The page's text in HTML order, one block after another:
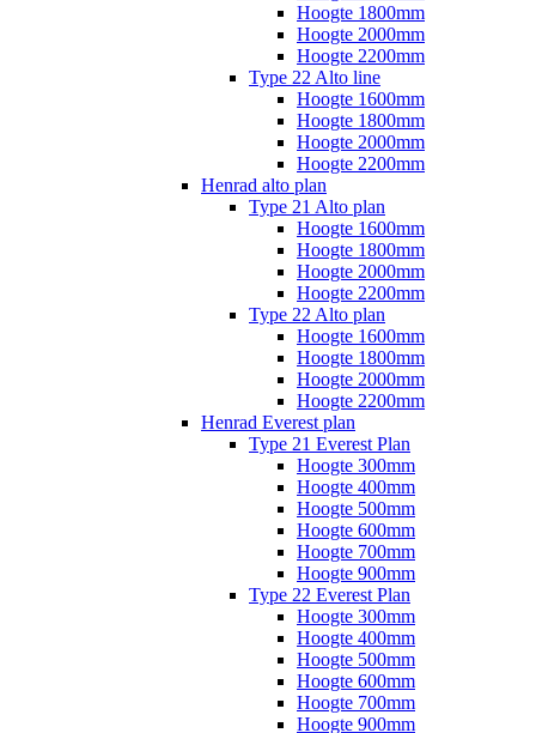
Hoogte 1800mm
Hoogte 2000mm
Hoogte 2200mm
Type 22 Alto line
Hoogte 1600mm
Hoogte 1800mm
Hoogte 2000mm
Hoogte 2200mm
Henrad alto plan
Type 21 Alto plan
Hoogte 1600mm
Hoogte 1800mm
Hoogte 2000mm
Hoogte 2200mm
Type 22 Alto plan
Hoogte 1600mm
Hoogte 1800mm
Hoogte 2000mm
Hoogte 2200mm
Henrad Everest plan
Type 21 Everest Plan
Hoogte 300mm
Hoogte 400mm
Hoogte 500mm
Hoogte 600mm
Hoogte 700mm
Hoogte 900mm
Type 22 Everest Plan
Hoogte 300mm
Hoogte 400mm
Hoogte 500mm
Hoogte 600mm
Hoogte 700mm
Hoogte 900mm